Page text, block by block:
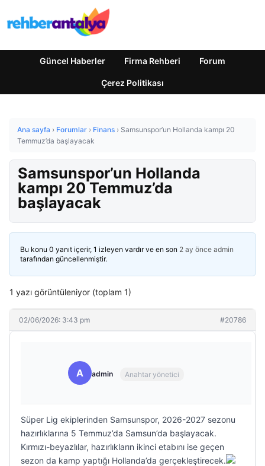
Güncel Haberler Firma Rehberi Forum
Çerez Politikası
Ana sayfa › Forumlar › Finans › Samsunspor’un Hollanda kampı 20
Temmuz’da başlayacak
Samsunspor’un Hollanda
kampı 20 Temmuz’da
başlayacak
Bu konu 0 yanıt içerir, 1 izleyen vardır ve en son 2 ay önce admin
tarafından güncellenmiştir.
1 yazı görüntüleniyor (toplam 1)
02/06/2026: 3:43 pm #20786
A admin Anahtar yönetici
Süper Lig ekiplerinden Samsunspor, 2026-2027 sezonu
hazırlıklarına 5 Temmuz’da Samsun’da başlayacak.
Kırmızı-beyazlılar, hazırlıkların ikinci etabını ise geçen
sezon da kamp yaptığı Hollanda’da gerçekleştirecek.